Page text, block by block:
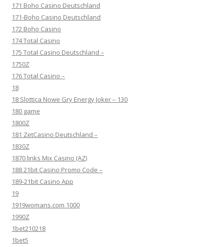
171 Boho Casino Deutschland
171-Boho Casino Deutschland
172 Boho Casino
174 Total Casino
175 Total Casino Deutschland –
1750Z
176 Total Casino –
18
18 Slottica Nowe Gry Energy Joker – 130
180 game
1800Z
181 ZetCasino Deutschland –
1830Z
1870 links Mix Casino (AZ)
188 21bit Casino Promo Code –
189-21bit Casino App
19
1919womans.com 1000
1990Z
1bet210218
1bet5